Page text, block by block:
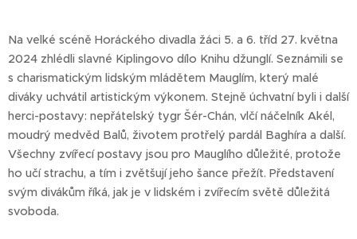
Na velké scéně Horáckého divadla žáci 5. a 6. tříd 27. května
2024 zhlédli slavné Kiplingovo dílo Knihu džunglí. Seznámili se
s charismatickým lidským mládětem Mauglím, který malé
diváky uchvátil artistickým výkonem. Stejně úchvatní byli i další
herci-postavy: nepřátelský tygr Šér-Chán, vlčí náčelník Akél,
moudrý medvěd Balů, životem protřelý pardál Baghíra a další.
Všechny zvířecí postavy jsou pro Mauglího důležité, protože
ho učí strachu, a tím i zvětšují jeho šance přežít. Představení
svým divákům říká, jak je v lidském i zvířecím světě důležitá
svoboda.